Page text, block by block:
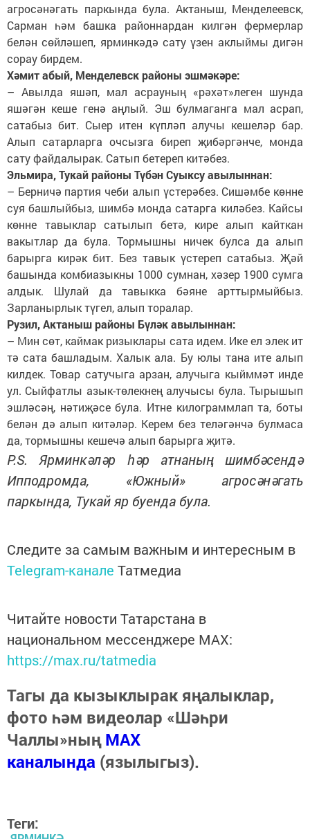
агросәнәгать паркында була. Актаныш, Менделеевск,
Сарман һәм башка районнардан килгән фермерлар
белән сөйләшеп, ярминкәдә сату үзен аклыймы дигән
сорау бирдем.
Хәмит абый, Менделевск районы эшмәкәре:
– Авылда яшәп, мал асрауның «рәхәт»леген шунда
яшәгән кеше генә аңлый. Эш булмаганга мал асрап,
сатабыз бит. Сыер итен күпләп алучы кешеләр бар.
Алып сатарларга очсызга биреп җибәргәнче, монда
сату файдалырак. Сатып бетереп китәбез.
Эльмира, Тукай районы Түбән Суыксу авылыннан:
– Берничә партия чеби алып үстерәбез. Сишәмбе көнне
суя башлыйбыз, шимбә монда сатарга киләбез. Кайсы
көнне тавыклар сатылып бетә, кире алып кайткан
вакытлар да була. Тормышны ничек булса да алып
барырга кирәк бит. Без тавык үстереп сатабыз. Җәй
башында комбиазыкны 1000 сумнан, хәзер 1900 сумга
алдык. Шулай да тавыкка бәяне арттырмыйбыз.
Зарланырлык түгел, алып торалар.
Рузил, Актаныш районы Бүләк авылыннан:
– Мин сөт, каймак ризыклары сата идем. Ике ел элек ит
тә сата башладым. Халык ала. Бу юлы тана ите алып
килдек. Товар сатучыга арзан, алучыга кыйммәт инде
ул. Сыйфатлы азык-төлекнең алучысы була. Тырышып
эшләсәң, нәтиҗәсе була. Итне килограммлап та, боты
белән дә алып китәләр. Керем без теләгәнчә булмаса
да, тормышны кешечә алып барырга җитә.
P.S. Ярминкәләр һәр атнаның шимбәсендә
Ипподромда, «Южный» агросәнәгать
паркында, Тукай яр буенда була.
Следите за самым важным и интересным в
Telegram-канале Татмедиа
Читайте новости Татарстана в
национальном мессенджере MАХ:
https://max.ru/tatmedia
Тагы да кызыклырак яңалыклар,
фото һәм видеолар «Шәһри
Чаллы»ныңMAX
каналында (язылыгыз).
Теги: